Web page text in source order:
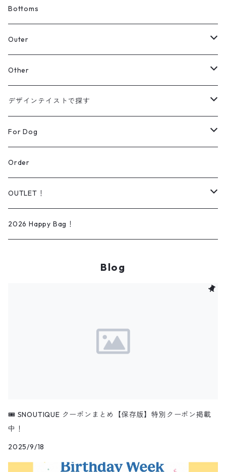
Tシャツ
スウェット
パーカー
シャツ
ニット
Bottoms
Outer
カーディガン
【Original】
ジャケット
【Original】
Other
帽子
バッグ
シューズ
ソックス
タオル
デザインテイストで探す
ラインアート
リアルデザイン
オーダー可能商品
イラスト/ペイントアート
For Dog
Wear
Daily wear
Rain wear
Dog lead＆Harness
Bed
Order
OUTLET！
iPhone ケース
2026 Happy Bag！
Blog
🎟️ SNOUTIQUE クーポンまとめ【保存版】特別クーポン掲載
中！
2025/9/18